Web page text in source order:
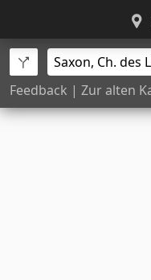
Feedback | Zur alten